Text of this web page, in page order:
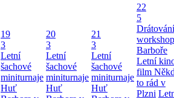
19
3
Letní
šachové
miniturnaje
Huť
20
3
Letní
šachové
miniturnaje
Huť
21
3
Letní
šachové
miniturnaje
Huť
22
5
Barboře
Letní
film
to rád v
Plzni